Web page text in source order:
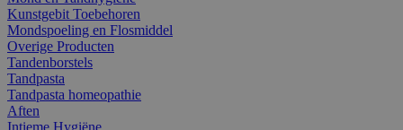
Kunstgebit Toebehoren
Mondspoeling en Flosmiddel
Overige Producten
Tandenborstels
Tandpasta
Tandpasta homeopathie
Aften
Intieme Hygiëne